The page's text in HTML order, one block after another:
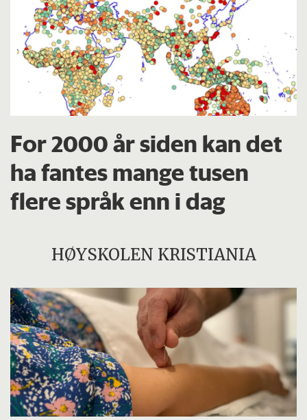
For 2000 år siden kan det
ha fantes mange tusen
flere språk enn i dag
HØYSKOLEN KRISTIANIA